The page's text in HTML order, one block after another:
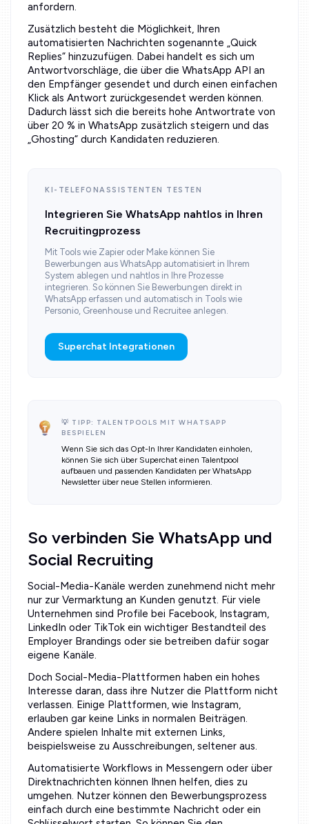
anfordern.
Zusätzlich besteht die Möglichkeit, Ihren
automatisierten Nachrichten sogenannte „Quick
Replies“ hinzuzufügen. Dabei handelt es sich um
Antwortvorschläge, die über die WhatsApp API an
den Empfänger gesendet und durch einen einfachen
Klick als Antwort zurückgesendet werden können.
Dadurch lässt sich die bereits hohe Antwortrate von
über 20 % in WhatsApp zusätzlich steigern und das
„Ghosting“ durch Kandidaten reduzieren.
KI-TELEFONASSISTENTEN TESTEN
Integrieren Sie WhatsApp nahtlos in Ihren
Recruitingprozess
Mit Tools wie Zapier oder Make können Sie
Bewerbungen aus WhatsApp automatisiert in Ihrem
System ablegen und nahtlos in Ihre Prozesse
integrieren. So können Sie Bewerbungen direkt in
WhatsApp erfassen und automatisch in Tools wie
Personio, Greenhouse und Recruitee anlegen.
Superchat Integrationen
💡 TIPP: TALENTPOOLS MIT WHATSAPP
BESPIELEN
Wenn Sie sich das Opt-In Ihrer Kandidaten einholen,
können Sie sich über Superchat einen Talentpool
aufbauen und passenden Kandidaten per WhatsApp
Newsletter über neue Stellen informieren.
So verbinden Sie WhatsApp und
Social Recruiting
Social-Media-Kanäle werden zunehmend nicht mehr
nur zur Vermarktung an Kunden genutzt. Für viele
Unternehmen sind Profile bei Facebook, Instagram,
LinkedIn oder TikTok ein wichtiger Bestandteil des
Employer Brandings oder sie betreiben dafür sogar
eigene Kanäle.
Doch Social-Media-Plattformen haben ein hohes
Interesse daran, dass ihre Nutzer die Plattform nicht
verlassen. Einige Plattformen, wie Instagram,
erlauben gar keine Links in normalen Beiträgen.
Andere spielen Inhalte mit externen Links,
beispielsweise zu Ausschreibungen, seltener aus.
Automatisierte Workflows in Messengern oder über
Direktnachrichten können Ihnen helfen, dies zu
umgehen. Nutzer können den Bewerbungsprozess
einfach durch eine bestimmte Nachricht oder ein